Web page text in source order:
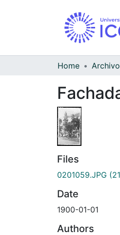
Home
Files
0201059.JPG
Date
1900-01-01
Authors